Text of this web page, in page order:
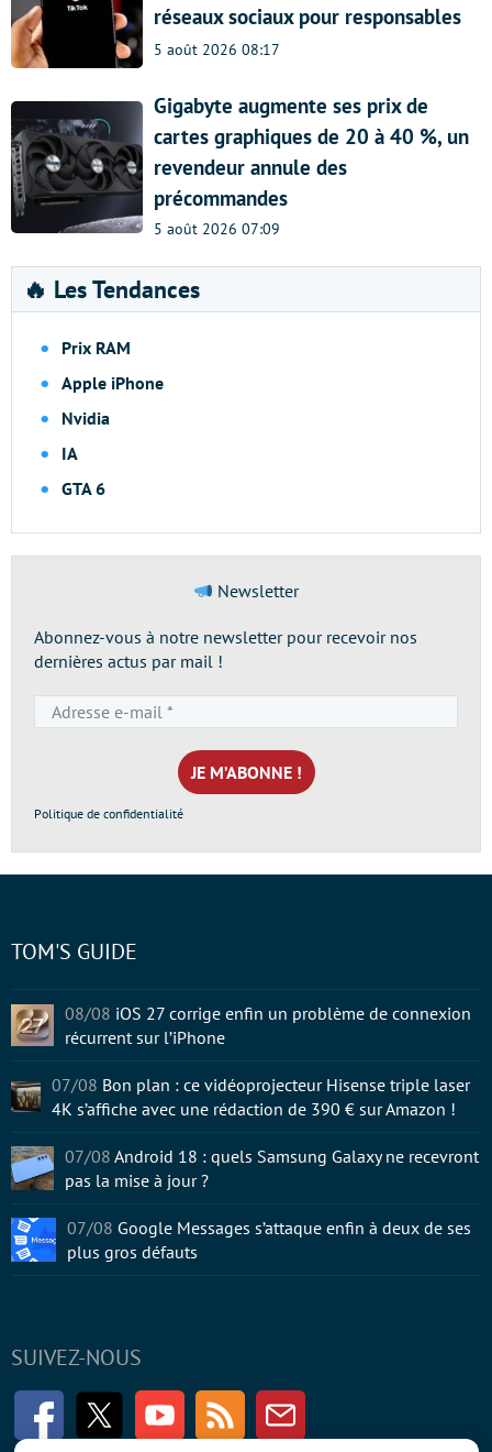
réseaux sociaux pour responsables
5 août 2026 08:17
Gigabyte augmente ses prix de
cartes graphiques de 20 à 40 %, un
revendeur annule des
précommandes
5 août 2026 07:09
🔥 Les Tendances
Prix RAM
Apple iPhone
Nvidia
IA
GTA 6
Newsletter
Abonnez-vous à notre newsletter pour recevoir nos
dernières actus par mail !
e-
mail
*
Politique de confidentialité
SUIVEZ-NOUS
FacebookTwitter Youtube RSS Newsletter
TOM'S GUIDE
08/08 iOS 27 corrige enfin un problème de connexion
récurrent sur l’iPhone
07/08 Bon plan : ce vidéoprojecteur Hisense triple laser
4K s’affiche avec une rédaction de 390 € sur Amazon !
07/08 Android 18 : quels Samsung Galaxy ne recevront
pas la mise à jour ?
07/08 Google Messages s’attaque enfin à deux de ses
plus gros défauts